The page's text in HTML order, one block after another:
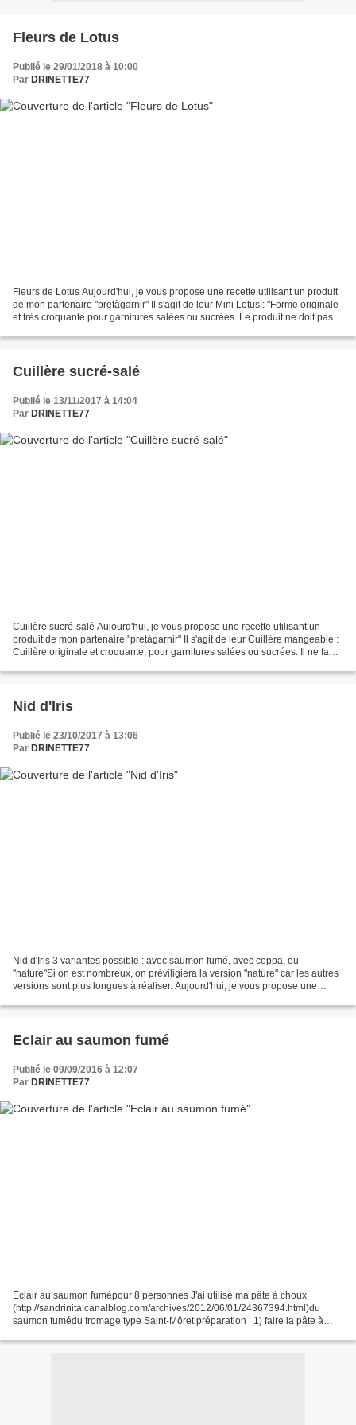
Fleurs de Lotus
Publié le 29/01/2018 à 10:00
Par DRINETTE77
Fleurs de Lotus Aujourd'hui, je vous propose une recette utilisant un produit
de mon partenaire "pretàgarnir" Il s'agit de leur Mini Lotus : "Forme originale
et très croquante pour garnitures salées ou sucrées. Le produit ne doit pas
Cuillère sucré-salé
Publié le 13/11/2017 à 14:04
Par DRINETTE77
Cuillère sucré-salé Aujourd'hui, je vous propose une recette utilisant un
produit de mon partenaire "pretàgarnir" Il s'agit de leur Cuillère mangeable :
Cuillère originale et croquante, pour garnitures salées ou sucrées. Il ne faut
Nid d'Iris
Publié le 23/10/2017 à 13:06
Par DRINETTE77
Nid d'Iris 3 variantes possible : avec saumon fumé, avec coppa, ou
"nature"Si on est nombreux, on préviligiera la version "nature" car les autres
versions sont plus longues à réaliser. Aujourd'hui, je vous propose une
Eclair au saumon fumé
Publié le 09/09/2016 à 12:07
Par DRINETTE77
Eclair au saumon fumépour 8 personnes J'ai utilisé ma pâte à choux
(http://sandrinita.canalblog.com/archives/2012/06/01/24367394.html)du
saumon fumédu fromage type Saint-Môret préparation : 1) faire la pâte à